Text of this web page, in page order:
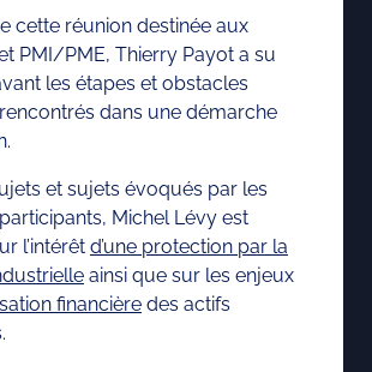
cette réunion destinée aux
PMI/PME, Thierry Payot a su
les étapes et obstacles
dans une démarche
et sujets évoqués par les
Michel Lévy est
l’intérêt d’une protection par la
ainsi que sur les enjeux
financière des actifs